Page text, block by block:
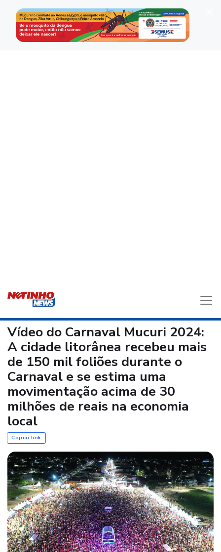
Vídeo do Carnaval Mucuri 2024:
A cidade litorânea recebeu mais
de 150 mil foliões durante o
Carnaval e se estima uma
movimentação acima de 30
milhões de reais na economia
local
Copiar link